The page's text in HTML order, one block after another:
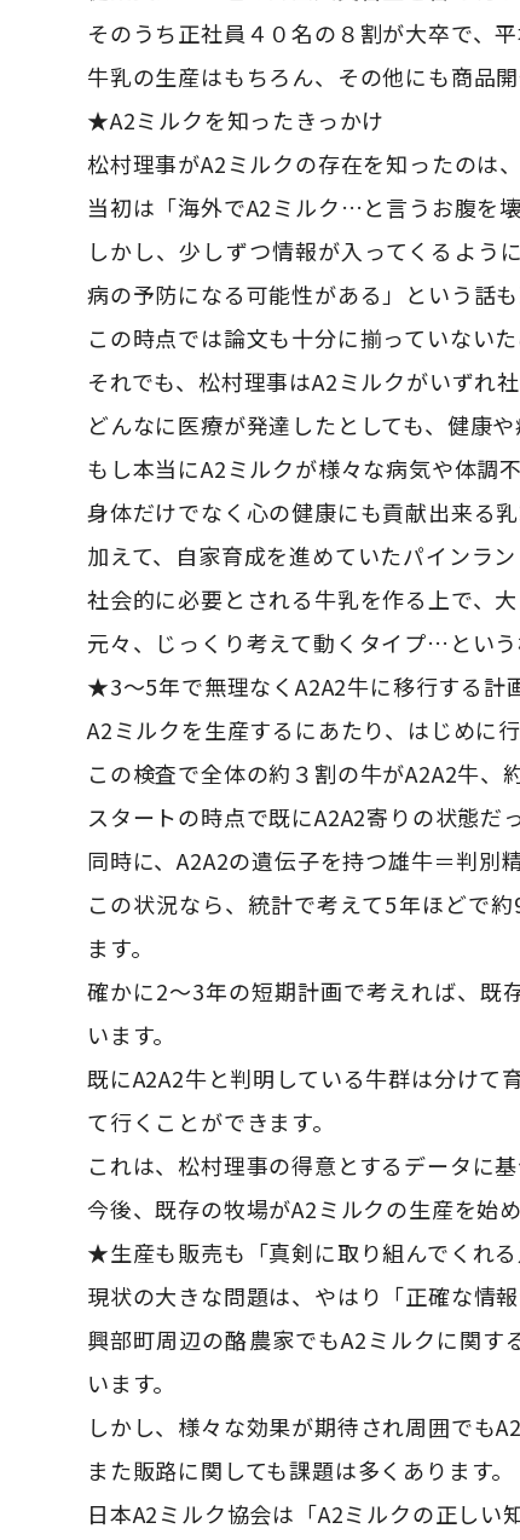
そのうち正社員４０名の８割が大卒で、
牛乳の生産はもちろん、その他にも商品
★A2ミルクを知ったきっかけ
松村理事がA2ミルクの存在を知ったのは
当初は「海外でA2ミルク…と言うお腹を
しかし、少しずつ情報が入ってくるよ
病の予防になる可能性がある」という話
この時点では論文も十分に揃っていない
それでも、松村理事はA2ミルクがいずれ
どんなに医療が発達したとしても、健康
もし本当にA2ミルクが様々な病気や体調
身体だけでなく心の健康にも貢献出来る
加えて、自家育成を進めていたパインラ
社会的に必要とされる牛乳を作る上で、
元々、じっくり考えて動くタイプ…とい
★3〜5年で無理なくA2A2牛に移行する計
A2ミルクを生産するにあたり、はじめに
この検査で全体の約３割の牛がA2A2牛、
スタートの時点で既にA2A2寄りの状態だ
同時に、A2A2の遺伝子を持つ雄牛＝判別
この状況なら、統計で考えて5年ほどで
ます。
確かに2〜3年の短期計画で考えれば、既
います。
既にA2A2牛と判明している牛群は分けて
て行くことができます。
これは、松村理事の得意とするデータに
今後、既存の牧場がA2ミルクの生産を始
★生産も販売も「真剣に取り組んでくれ
現状の大きな問題は、やはり「正確な情報
興部町周辺の酪農家でもA2ミルクに関す
います。
しかし、様々な効果が期待され周囲でも
また販路に関しても課題は多くあります。
日本A2ミルク協会は「A2ミルクの正しい